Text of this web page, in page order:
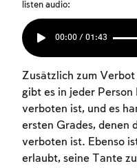
listen audio:
00:00 / 01:43
Zusätzlich zum
gibt es in jeder Person
verboten ist, und es
ersten Grades, denen
verboten ist. Ebenso
erlaubt, seine Tante